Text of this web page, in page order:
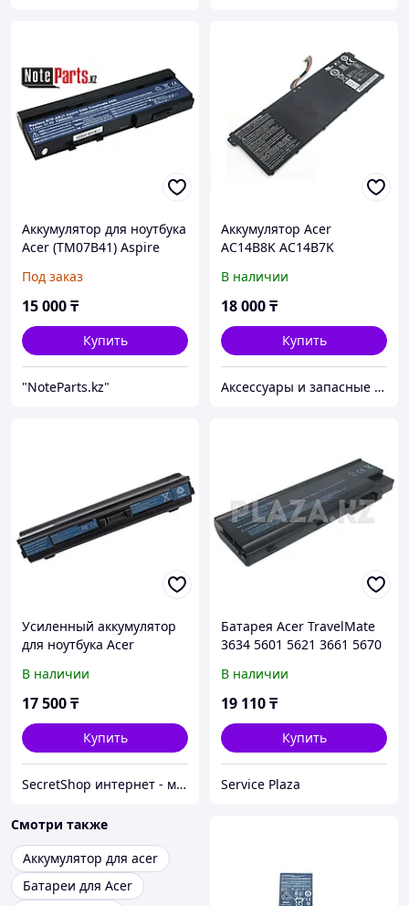
Аккумулятор для ноутбука
Acer (TM07B41) Aspire
Под заказ
15 000₸
Купить
"NoteParts.kz"
Аккумулятор Acer
AC14B8K AC14B7K
Aspire 5 A515-51 Nitro 5
AN515-51 батарея
В наличии
18 000₸
Купить
Аксессуары и запасные части для НОУТБУКОВ
Усиленный аккумулятор
для ноутбука Acer
В наличии
17 500₸
Купить
SecretShop интернет - магазин Все для ноутбуков и фотоаппаратов и смартфонов
Батарея Acer TravelMate
3634 5601 5621 3661 5670
14.8V Li-in 2000-5200 mAh
В наличии
19 110₸
Купить
Service Plaza
Смотри также
Аккумулятор для acer
Батареи для Acer